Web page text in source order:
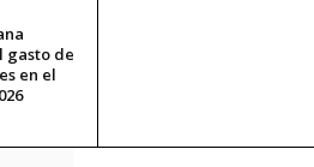
gasto de
en el